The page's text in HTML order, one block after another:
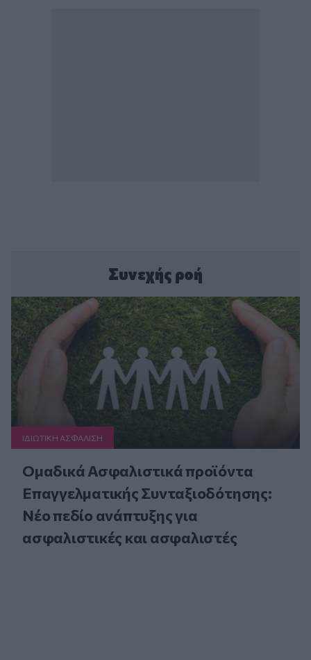
Συνεχής ροή
ΙΔΙΩΤΙΚΗ ΑΣΦAΛΙΣΗ
Ομαδικά Ασφαλιστικά προϊόντα
Επαγγελματικής Συνταξιοδότησης:
Νέο πεδίο ανάπτυξης για
ασφαλιστικές και ασφαλιστές